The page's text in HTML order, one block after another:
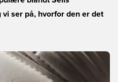
ser på, hvorfor den er det